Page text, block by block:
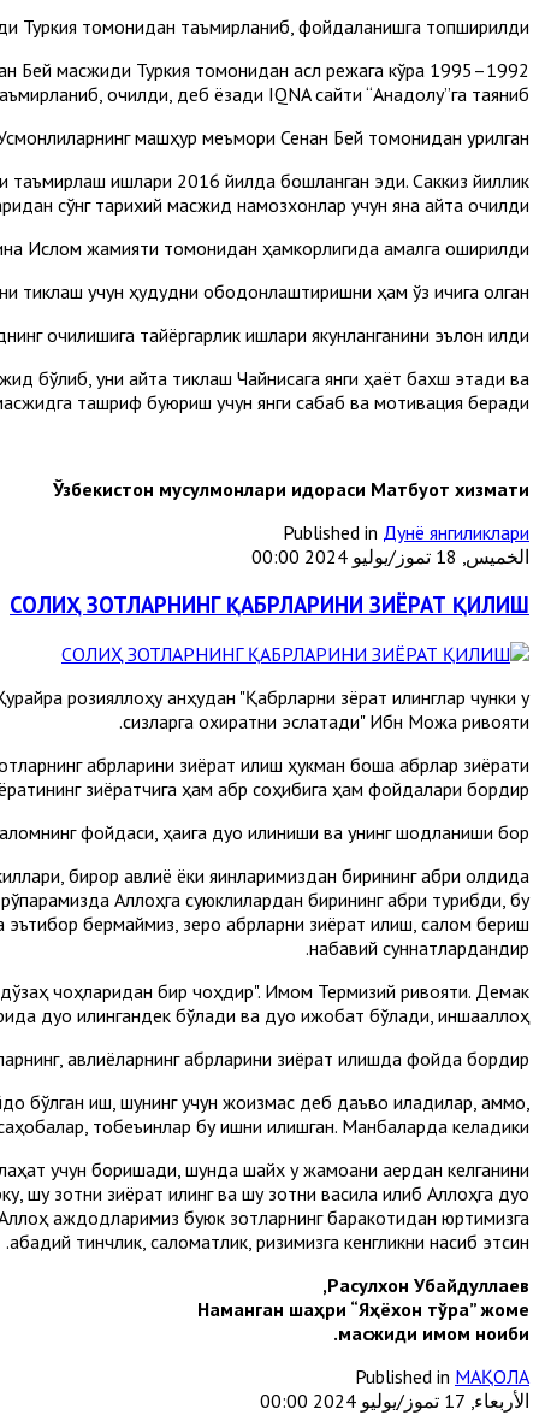
Туркия томонидан таъмирланиб, фойдаланишга топширилди.
Бей масжиди Туркия томонидан асл режага кўра
очилди, деб ёзади IQNA сайти “Aнадолу”га таяниб.
машҳур меъмори Сенан Бей томонидан қурилган.
таъмирлаш ишлари 2016 йилда бошланган эди. Саккиз йиллик
сўнг тарихий масжид намозхонлар учун яна қайта очилди.
Ислом жамияти томонидан ҳамкорлигида амалга оширилди.
тиклаш учун ҳудудни ободонлаштиришни ҳам ўз ичига олган.
очилишига тайёргарлик ишлари якунланганини эълон қилди.
бўлиб, уни қайта тиклаш Чайниcага янги ҳаёт бахш этади ва
ташриф буюриш учун янги сабаб ва мотивация беради.
Ўзбекистон мусулмонлари идораси Матбуот хизмати
Published in Дунё янгиликлари
الخميس, 18 تموز/يوليو 2024 00:00
СОЛИҲ ЗОТЛАРНИНГ ҚАБРЛАРИНИ ЗИЁРАТ ҚИЛИШ
розияллоҳу анҳудан "Қабрларни зёрат қилинглар чунки у
сизларга охиратни эслатади" Ибн Можа ривояти.
қабрларини зиёрат қилиш ҳукман бошқа қабрлар зиёрати
зиёратчига ҳам қабр соҳибига ҳам фойдалари бордир.
фойдаси, ҳақига дуо қилиниши ва унинг шодланиши бор.
бирор авлиё ёки яқинларимиздан бирининг қабри олдида
Аллоҳга суюклилардан бирининг қабри турибди, бу
бермаймиз, зеро қабрларни зиёрат қилиш, салом бериш
набавий суннатлардандир.
чоҳларидан бир чоҳдир". Имом Термизий ривояти. Демак
дуо қилингандек бўлади ва дуо ижобат бўлади, иншааллоҳ!
авлиёларнинг қабрларини зиёрат қилишда фойда бордир.
бўлган иш, шунинг учун жоизмас деб даъво қиладилар, аммо,
тобеъинлар бу ишни қилишган. Манбаларда келадики:
учун боришади, шунда шайх у жамоани қаердан келганини
зотни зиёрат қилинг ва шу зотни васила қилиб Аллоҳга дуо
аждодларимиз буюк зотларнинг баракотидан юртимизга
абадий тинчлик, саломатлик, ризқимизга кенгликни насиб этсин.
Расулхон Убайдуллаев,
Наманган шаҳри “Яҳёхон тўра” жоме
масжиди имом ноиби.
Published in МАҚОЛА
الأربعاء, 17 تموز/يوليو 2024 00:00